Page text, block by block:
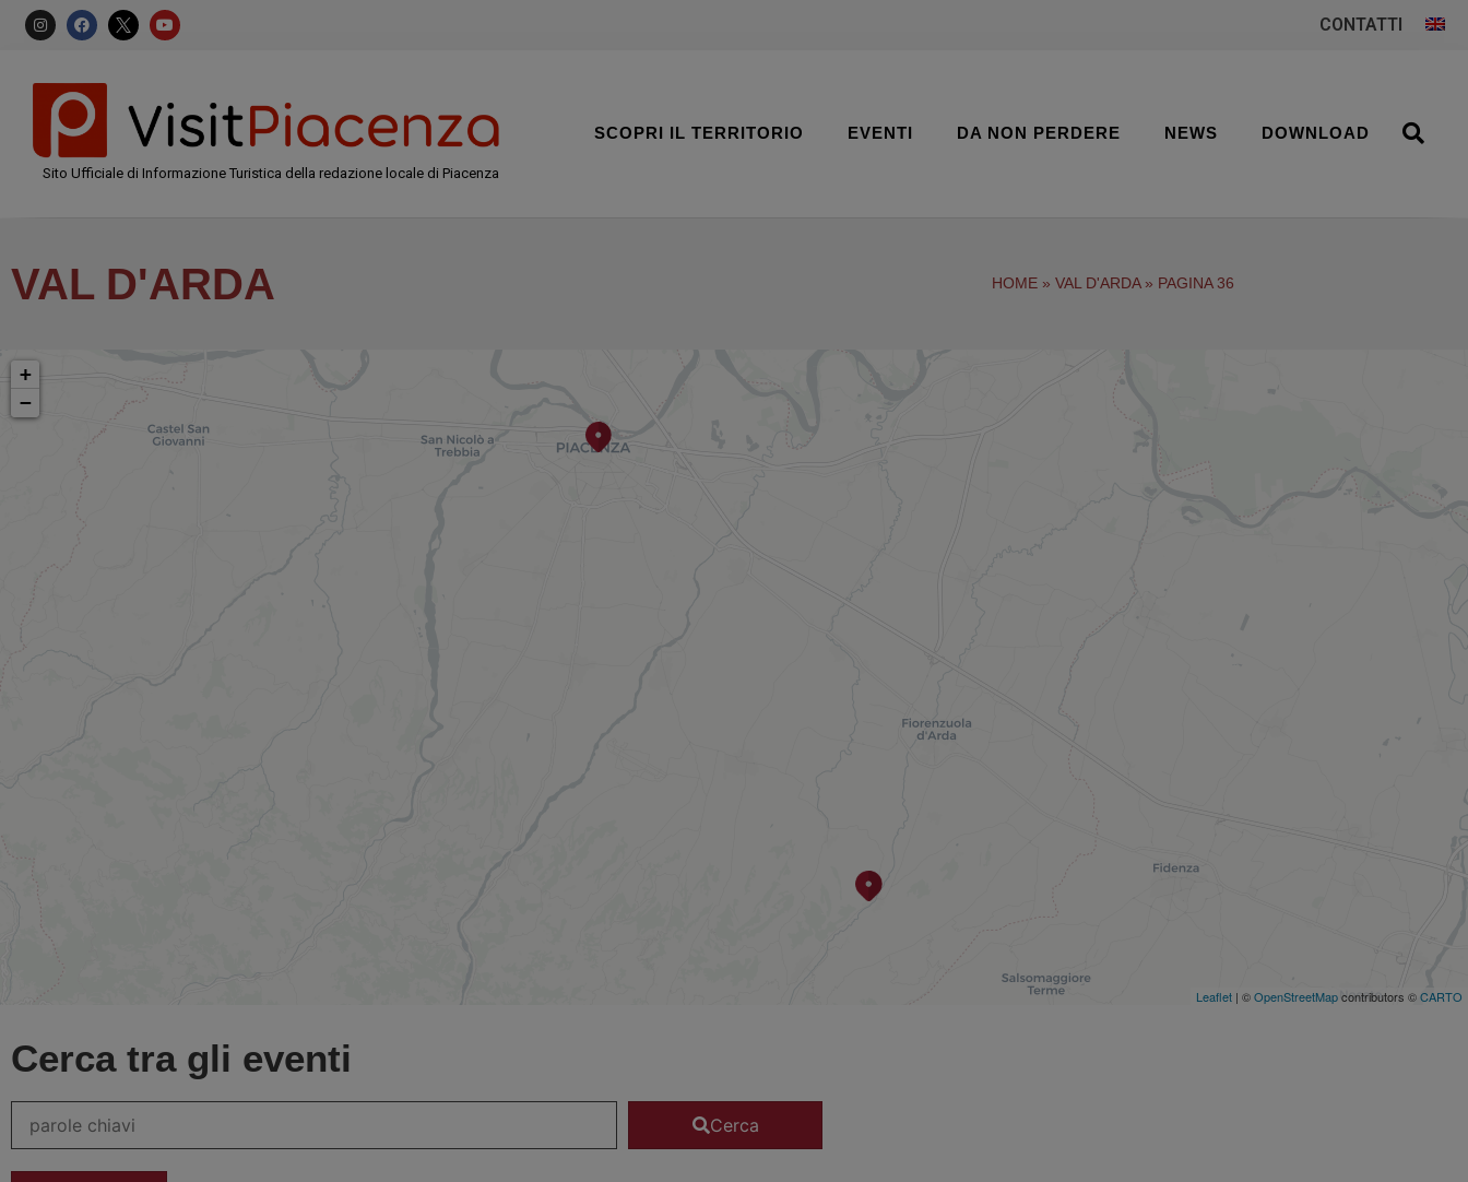
CONTATTI
Sito Ufficiale di Informazione Turistica della redazione locale di Piacenza
SCOPRI IL TERRITORIO EVENTI DA NON PERDERE NEWS DOWNLOAD
VAL D'ARDA HOME » VAL D'ARDA» PAGINA 36
+
−
Leaflet | ©OpenStreetMapcontributors ©CARTO
Cerca tra gli eventi
Cerca